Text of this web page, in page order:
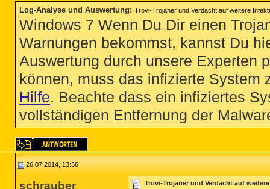
Log-Analyse und Auswertung: Trovi-Trojaner und Verdacht auf weitere
Windows 7 Wenn Du Dir einen
Warnungen bekommst, kannst Du
Auswertung durch unsere Experten
können, muss das infizierte System
Hilfe. Beachte dass ein infiziertes
vollständigen Entfernung der
26.07.2014, 13:36
schrauber Trovi-Trojaner und Verdacht auf